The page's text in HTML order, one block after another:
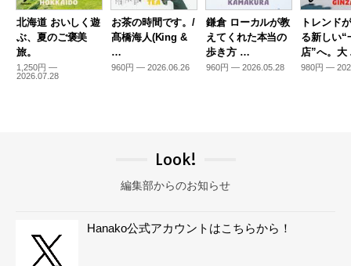
北海道 おいしく遊
ぶ、夏のご褒美
旅。
1,250円 —
2026.07.28
お茶の時間です。/
髙橋海人(King &
…
960円 — 2026.06.26
鎌倉 ローカルが教
えてくれた本当の
歩き方 …
960円 — 2026.05.28
トレンド
る新しい“
店”へ。
980円 —
Look!
編集部からのお知らせ
Hanako公式アカウントはこちらから！